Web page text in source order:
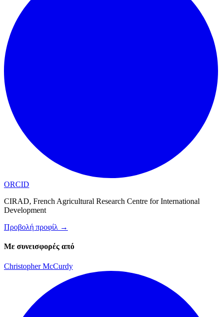
ORCID
CIRAD, French Agricultural Research Centre for International
Development
Προβολή προφίλ →
Με συνεισφορές από
Christopher McCurdy